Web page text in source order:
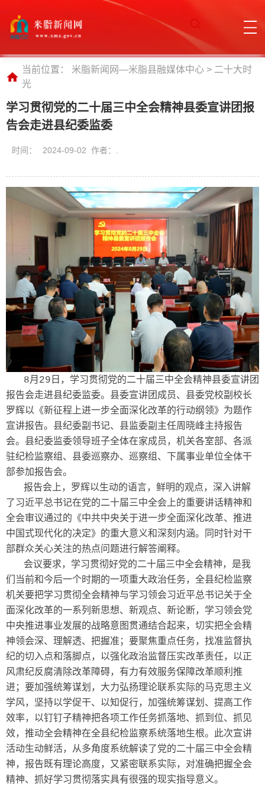
当前位置： 米脂新闻网—米脂县融媒体中心 > 二十大时
光
学习贯彻党的二十届三中全会精神县委宣讲团报
告会走进县纪委监委
时间： 2024-09-02 作者：.
8月29日，学习贯彻党的二十届三中全会精神县委宣讲团
报告会走进县纪委监委。县委宣讲团成员、县委党校副校长
罗辉以《新征程上进一步全面深化改革的行动纲领》为题作
宣讲报告。县纪委副书记、县监委副主任周晓峰主持报告
会。县纪委监委领导班子全体在家成员，机关各室部、各派
驻纪检监察组、县委巡察办、巡察组、下属事业单位全体干
部参加报告会。
报告会上，罗辉以生动的语言，鲜明的观点，深入讲解
了习近平总书记在党的二十届三中全会上的重要讲话精神和
全会审议通过的《中共中央关于进一步全面深化改革、推进
中国式现代化的决定》的重大意义和深刻内涵。同时针对干
部群众关心关注的热点问题进行解答阐释。
会议要求，学习贯彻好党的二十届三中全会精神，是我
们当前和今后一个时期的一项重大政治任务，全县纪检监察
机关要把学习贯彻全会精神与学习领会习近平总书记关于全
面深化改革的一系列新思想、新观点、新论断，学习领会党
中央推进事业发展的战略意图贯通结合起来，切实把全会精
神领会深、理解透、把握准；要聚焦重点任务，找准监督执
纪的切入点和落脚点，以强化政治监督压实改革责任，以正
风肃纪反腐清除改革障碍，有力有效服务保障改革顺利推
进；要加强统筹谋划，大力弘扬理论联系实际的马克思主义
学风，坚持以学促干、以知促行，加强统筹谋划、提高工作
效率，以钉钉子精神把各项工作任务抓落地、抓到位、抓见
效，推动全会精神在全县纪检监察系统落地生根。此次宣讲
活动生动鲜活，从多角度系统解读了党的二十届三中全会精
神，报告既有理论高度，又紧密联系实际，对准确把握全会
精神、抓好学习贯彻落实具有很强的现实指导意义。